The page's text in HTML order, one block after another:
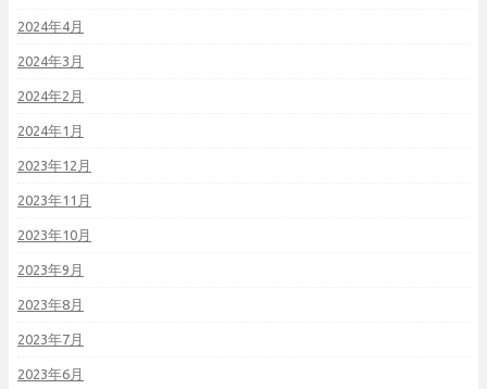
2024年4月
2024年3月
2024年2月
2024年1月
2023年12月
2023年11月
2023年10月
2023年9月
2023年8月
2023年7月
2023年6月